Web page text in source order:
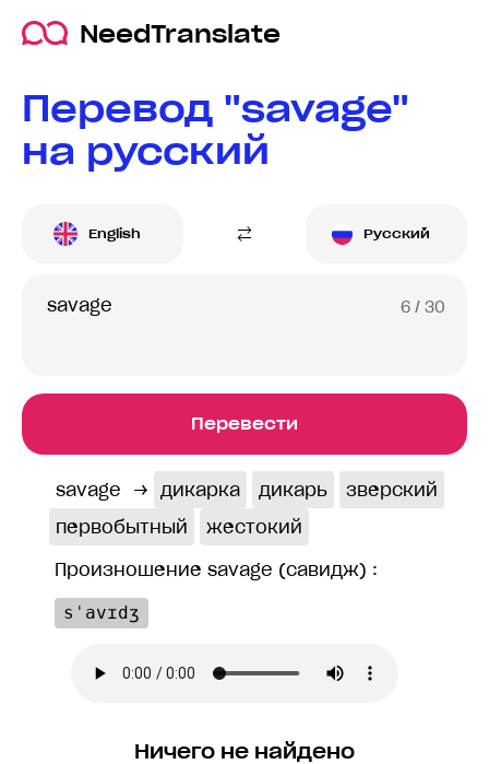
NeedTranslate
Перевод "savage"
на русский
English Русский
6 / 30
Перевести
savage → дикарка дикарь
зверский
первобытный
жестокий
Произношение savage (савидж) :
sˈavɪdʒ
Ничего не найдено